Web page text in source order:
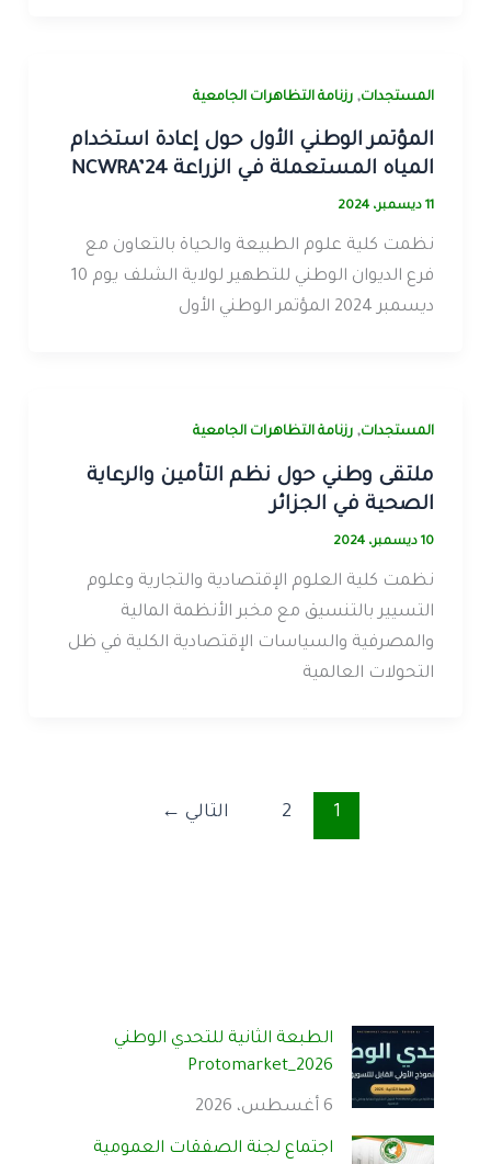
الطبعة الثانية للتحدي الوطني
Protomarket_2026
6 أغسطس، 2026
اجتماع لجنة الصفقات العمومية
المستجدات, رزنامة التظاهرات الجامعية
المؤتمر الوطني الأول حول إعادة استخدام
المياه المستعملة في الزراعة NCWRA’24
11 ديسمبر، 2024
نظمت كلية علوم الطبيعة والحياة بالتعاون مع
فرع الديوان الوطني للتطهير لولاية الشلف يوم 10
ديسمبر 2024 المؤتمر الوطني الأول
المستجدات, رزنامة التظاهرات الجامعية
ملتقى وطني حول نظم التأمين والرعاية
الصحية في الجزائر
10 ديسمبر، 2024
نظمت كلية العلوم الإقتصادية والتجارية وعلوم
التسيير بالتنسيق مع مخبر الأنظمة المالية
والمصرفية والسياسات الإقتصادية الكلية في ظل
التحولات العالمية
1
2 التالي ←